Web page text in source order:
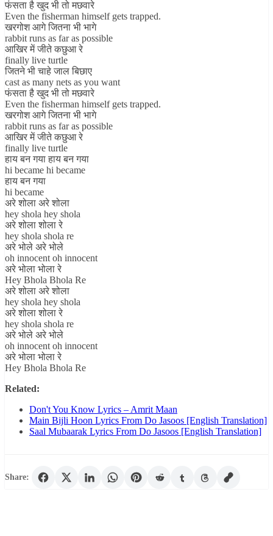
फंसता है खुद भी तो मछवारे
Even the fisherman himself gets trapped.
खरगोश आगे जितना भी भागे
rabbit runs as far as possible
आखिर में जीते कछुआ रे
finally live turtle
जितने भी चाहे जाल बिछाए
cast as many nets as you want
फंसता है खुद भी तो मछवारे
Even the fisherman himself gets trapped.
खरगोश आगे जितना भी भागे
rabbit runs as far as possible
आखिर में जीते कछुआ रे
finally live turtle
हाय बन गया हाय बन गया
hi became hi became
हाय बन गया
hi became
अरे शोला अरे शोला
hey shola hey shola
अरे शोला शोला रे
hey shola shola re
अरे भोले अरे भोले
oh innocent oh innocent
अरे भोला भोला रे
Hey Bhola Bhola Re
अरे शोला अरे शोला
hey shola hey shola
अरे शोला शोला रे
hey shola shola re
अरे भोले अरे भोले
oh innocent oh innocent
अरे भोला भोला रे
Hey Bhola Bhola Re
Related:
Don't You Know Lyrics – Amrit Maan
Main Bijli Hoon Lyrics From Do Jasoos [English Translation]
Saal Mubaarak Lyrics From Do Jasoos [English Translation]
Share: